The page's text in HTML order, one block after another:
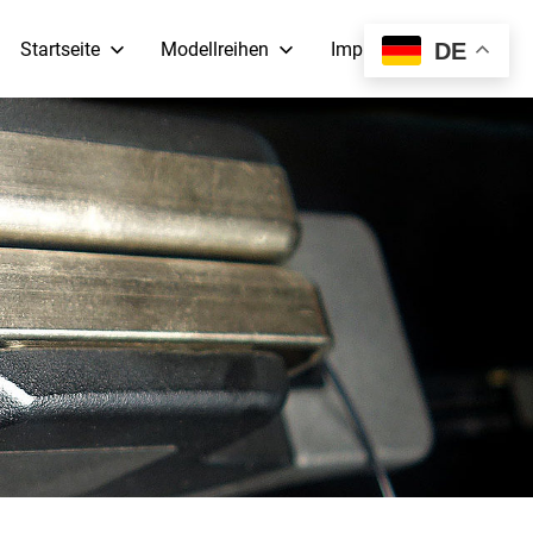
Startseite Modellreihen Impressum DE